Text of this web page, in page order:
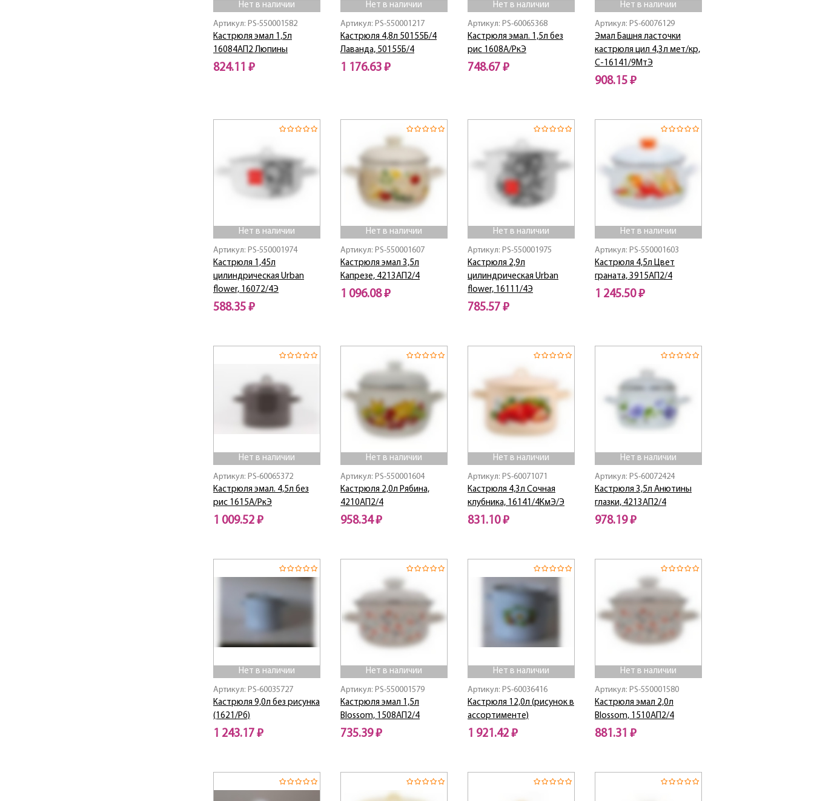
Нет в наличии
Артикул: PS-550001582
Кастрюля эмал 1,5л
16084АП2 Люпины
824.11 ₽
Нет в наличии
Артикул: PS-550001217
Кастрюля 4,8л 50155Б/4
Лаванда, 50155Б/4
1 176.63 ₽
Нет в наличии
Артикул: PS-60065368
Кастрюля эмал. 1,5л без
рис 1608А/РкЭ
748.67 ₽
Нет в наличии
Артикул: PS-60076129
Эмал Башня ласточки
кастрюля цил 4,3л мет/кр,
С-16141/9МтЭ
908.15 ₽
Нет в наличии
Артикул: PS-550001974
Кастрюля 1,45л
цилиндрическая Urban
flower, 16072/4Э
588.35 ₽
Нет в наличии
Артикул: PS-550001607
Кастрюля эмал 3,5л
Капрезе, 4213АП2/4
1 096.08 ₽
Нет в наличии
Артикул: PS-550001975
Кастрюля 2,9л
цилиндрическая Urban
flower, 16111/4Э
785.57 ₽
Нет в наличии
Артикул: PS-550001603
Кастрюля 4,5л Цвет
граната, 3915АП2/4
1 245.50 ₽
Нет в наличии
Артикул: PS-60065372
Кастрюля эмал. 4,5л без
рис 1615А/РкЭ
1 009.52 ₽
Нет в наличии
Артикул: PS-550001604
Кастрюля 2,0л Рябина,
4210АП2/4
958.34 ₽
Нет в наличии
Артикул: PS-60071071
Кастрюля 4,3л Сочная
клубника, 16141/4КмЭ/Э
831.10 ₽
Нет в наличии
Артикул: PS-60072424
Кастрюля 3,5л Анютины
глазки, 4213АП2/4
978.19 ₽
Нет в наличии
Артикул: PS-60035727
Кастрюля 9,0л без рисунка
(1621/Рб)
1 243.17 ₽
Нет в наличии
Артикул: PS-550001579
Кастрюля эмал 1,5л
Blossom, 1508АП2/4
735.39 ₽
Нет в наличии
Артикул: PS-60036416
Кастрюля 12,0л (рисунок в
ассортименте)
1 921.42 ₽
Нет в наличии
Артикул: PS-550001580
Кастрюля эмал 2,0л
Blossom, 1510АП2/4
881.31 ₽